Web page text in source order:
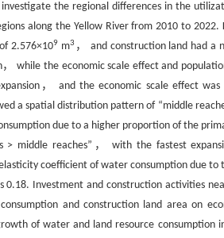
the regional differences in the
along the Yellow River from 2010 to 2022.
2.576×109 m3 ， and construction land had a
while the economic scale effect and
， and the economic scale effect
a spatial distribution pattern of “middle
due to a higher proportion of the
> middle reaches”， with the fastest
coefficient of water consumption due to
0.18. Investment and construction activities
and construction land area on
of water and land resource consumption